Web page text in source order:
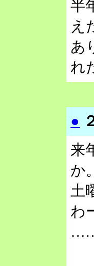
半
え
あ
れ
●
来
か。
土
わ
……